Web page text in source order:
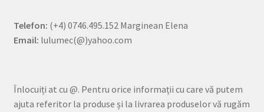
Telefon: (+4) 0746.495.152 Marginean Elena
Email: lulumec(@)yahoo.com
Înlocuiți at cu @. Pentru orice informații cu care vă putem
ajuta referitor la produse și la livrarea produselor vă rugăm